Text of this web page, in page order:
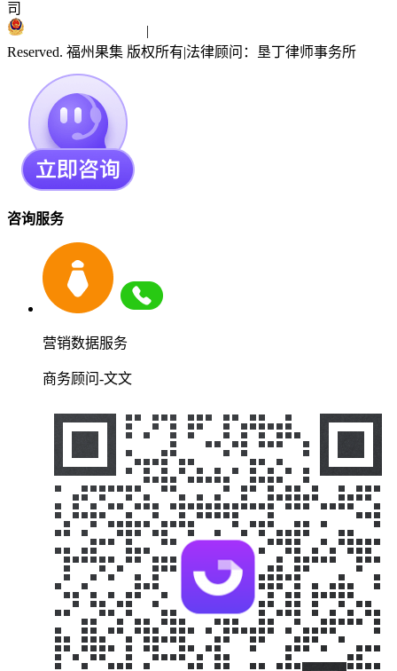
司
|
Reserved. 福州果集 版权所有|法律顾问：垦丁律师事务所
咨询服务
营销数据服务
商务顾问-文文